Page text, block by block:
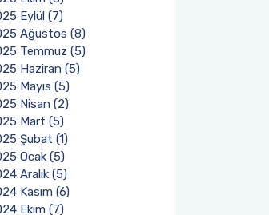
Eylül (7)
Ağustos (8)
Temmuz (5)
Haziran (5)
Mayıs (5)
Nisan (2)
Mart (5)
Şubat (1)
Ocak (5)
Aralık (5)
Kasım (6)
Ekim (7)